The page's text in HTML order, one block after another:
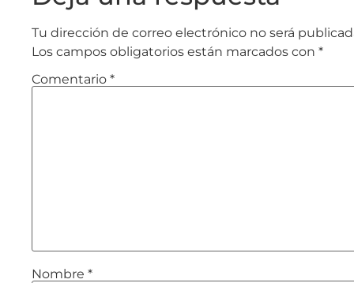
Tu dirección de correo electrónico no será
Los campos obligatorios están marcados con *
Comentario *
Nombre *